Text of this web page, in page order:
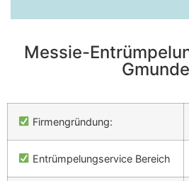
Messie-
Firmengründung:
Entrümpelungservice Bereich